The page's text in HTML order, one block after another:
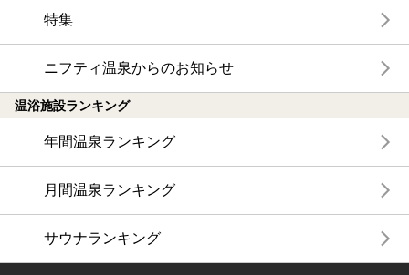
特集
ニフティ温泉からのお知らせ
温浴施設ランキング
年間温泉ランキング
月間温泉ランキング
サウナランキング